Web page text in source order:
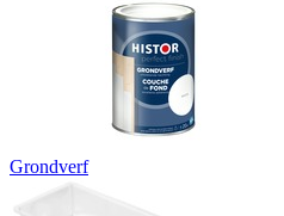
Grondverf